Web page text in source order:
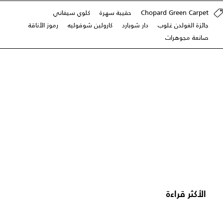
Chopard Green Carpet حقيبة سهرة
كلوي سيفاني
جائزة الغولدن غلوب
دار شوبارد كارولين شوفوليه
رموز الأناقة
صانعة مجوهرات
الأكثر قراءة